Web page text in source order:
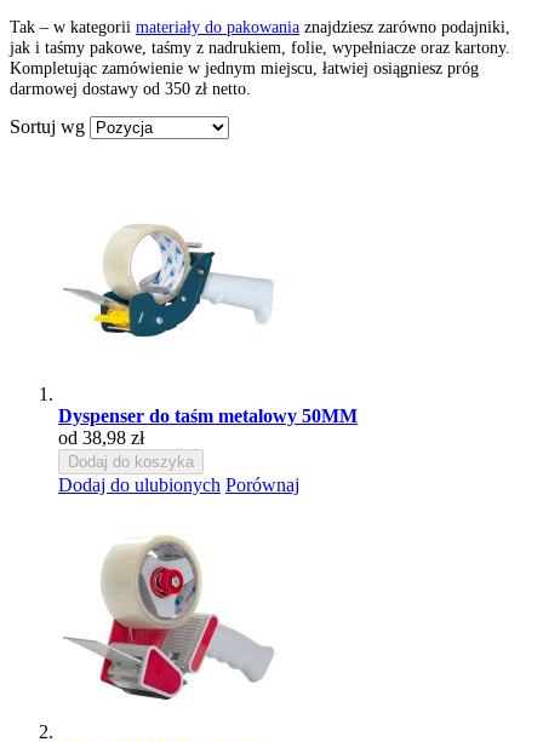
Tak – w kategorii materiały do pakowania znajdziesz zarówno podajniki,
jak i taśmy pakowe, taśmy z nadrukiem, folie, wypełniacze oraz kartony.
Kompletując zamówienie w jednym miejscu, łatwiej osiągniesz próg
darmowej dostawy od 350 zł netto.
Sortuj wg
Dyspenser do taśm metalowy 50MM
od 38,98 zł
Dodaj do koszyka
Dodaj do ulubionych Porównaj